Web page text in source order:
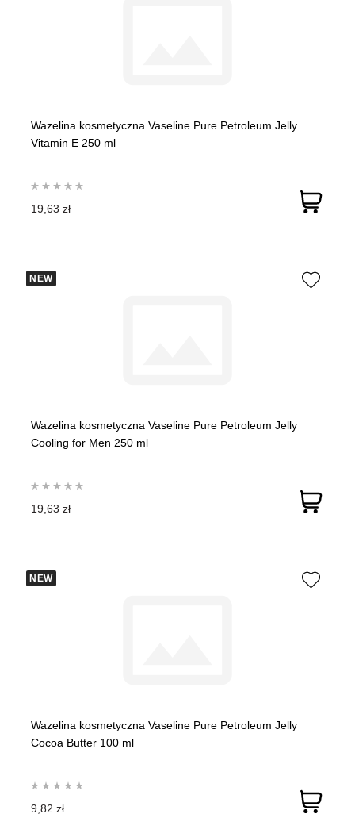
Wazelina kosmetyczna Vaseline Pure Petroleum Jelly
Vitamin E 250 ml
19,63 zł
NEW
Wazelina kosmetyczna Vaseline Pure Petroleum Jelly
Cooling for Men 250 ml
19,63 zł
NEW
Wazelina kosmetyczna Vaseline Pure Petroleum Jelly
Cocoa Butter 100 ml
9,82 zł